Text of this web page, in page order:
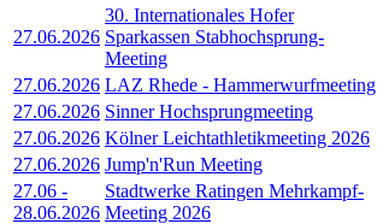
27.06.2026
30. Internationales Hofer
Sparkassen Stabhochsprung-
Meeting
27.06.2026 LAZ Rhede - Hammerwurfmeeting
27.06.2026 Sinner Hochsprungmeeting
27.06.2026 Kölner Leichtathletikmeeting 2026
27.06.2026 Jump'n'Run Meeting
27.06 -
28.06.2026
Stadtwerke Ratingen Mehrkampf-
Meeting 2026